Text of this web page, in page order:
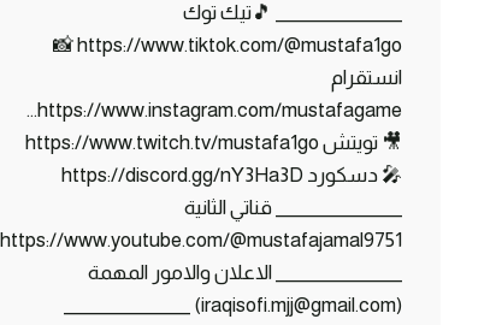
_______________ 🎵تيك توك
https://www.tiktok.com/@mustafa1go 📸
انستقرام
https://www.instagram.com/mustafagame…
🎥 تويتش https://www.twitch.tv/mustafa1go
🎤 دسكورد https://discord.gg/nY3Ha3D
_______________ قناتي الثانية
https://www.youtube.com/@mustafajamal9751
_______________ الاعلان والامور المهمة
(iraqisofi.mjj@gmail.com) _______________